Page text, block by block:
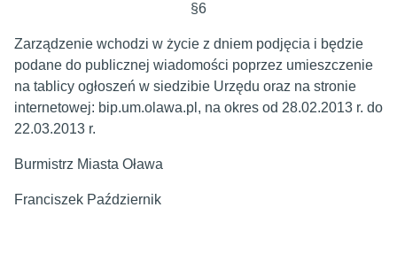
§6
Zarządzenie wchodzi w życie z dniem podjęcia i będzie
podane do publicznej wiadomości poprzez umieszczenie
na tablicy ogłoszeń w siedzibie Urzędu oraz na stronie
internetowej: bip.um.olawa.pl, na okres od 28.02.2013 r. do
22.03.2013 r.
Burmistrz Miasta Oława
Franciszek Październik